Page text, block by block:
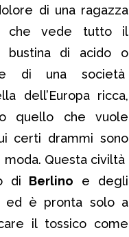
di una ragazza
che vede tutto il
bustina di acido o
di una società
dell’Europa ricca,
quello che vuole
certi drammi sono
moda. Questa civiltà
di Berlino e degli
ed è pronta solo a
il tossico come